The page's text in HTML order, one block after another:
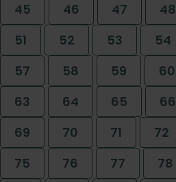
45
46 47 48
51
52 53 54
57
58 59 60
63
64 65 66
69
70 71 72
75
76 77 78